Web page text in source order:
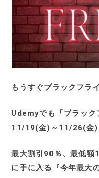
もうすぐブラックフラ
Udemyでも「ブラック
11/19(金)～11/26(金)
最大割引90％、最低額
に手に入る『今年最大